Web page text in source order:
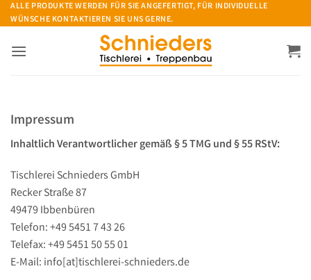
Zum
Inhalt
springen
ALLE PRODUKTE WERDEN FÜR SIE ANGEFERTIGT, FÜR INDIVIDUELLE
WÜNSCHE KONTAKTIEREN SIE UNS GERNE.
Impressum
Inhaltlich Verantwortlicher gemäß § 5 TMG und § 55 RStV:
Tischlerei Schnieders GmbH
Recker Straße 87
49479 Ibbenbüren
Telefon: +49 5451 7 43 26
Telefax: +49 5451 50 55 01
E-Mail: info[at]tischlerei-schnieders.de